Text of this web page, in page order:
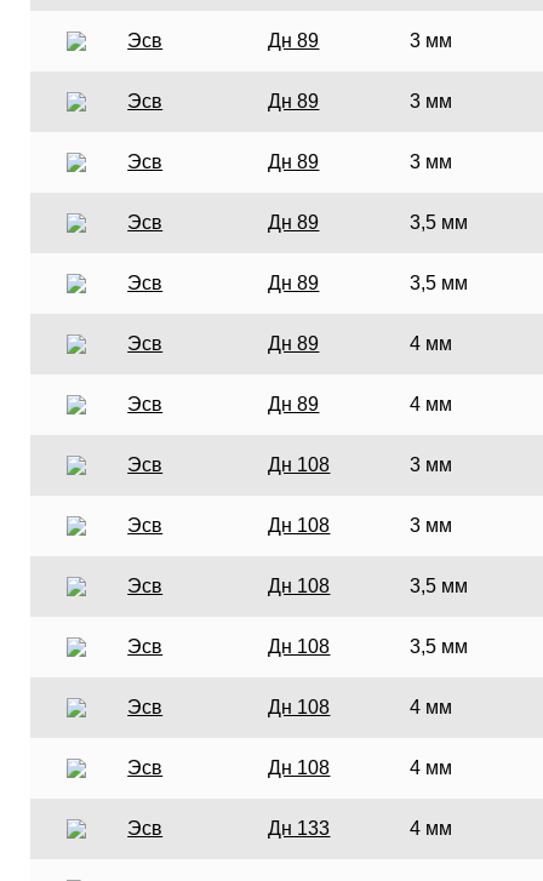
Эсв Дн 89 3 мм
Эсв Дн 89 3 мм
Эсв Дн 89 3 мм
Эсв Дн 89 3,5 мм
Эсв Дн 89 3,5 мм
Эсв Дн 89 4 мм
Эсв Дн 89 4 мм
Эсв Дн 108 3 мм
Эсв Дн 108 3 мм
Эсв Дн 108 3,5 мм
Эсв Дн 108 3,5 мм
Эсв Дн 108 4 мм
Эсв Дн 108 4 мм
Эсв Дн 133 4 мм